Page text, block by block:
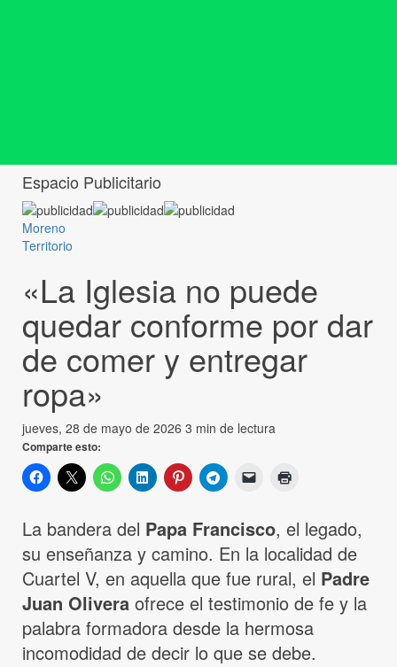
Espacio Publicitario
Moreno
Territorio
«La Iglesia no puede
quedar conforme por dar
de comer y entregar
ropa»
jueves, 28 de mayo de 2026 3 min de lectura
Comparte esto:
La bandera del Papa Francisco, el legado,
su enseñanza y camino. En la localidad de
Cuartel V, en aquella que fue rural, el Padre
Juan Olivera ofrece el testimonio de fe y la
palabra formadora desde la hermosa
incomodidad de decir lo que se debe.